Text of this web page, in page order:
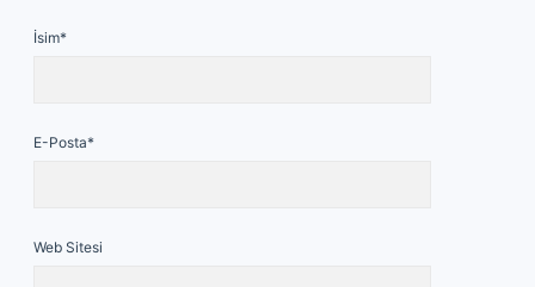
İsim*
E-Posta*
Web Sitesi